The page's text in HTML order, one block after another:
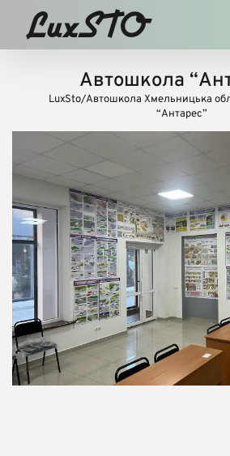
content
Автошкола
LuxSto/Автошкола Хмельницька
“Антарес”